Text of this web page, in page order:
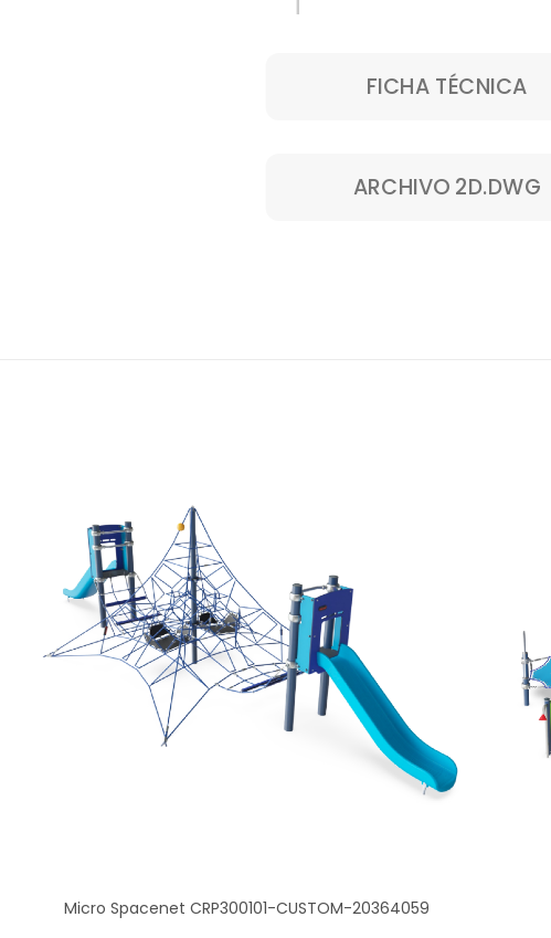
FICHA TÉCNICA
ARCHIVO 2D.DWG
Micro Spacenet CRP300101-CUSTOM-20364059